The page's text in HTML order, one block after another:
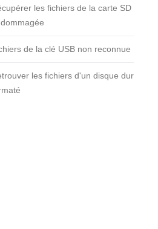
les fichiers de la carte SD
de la clé USB non reconnue
les fichiers d'un disque dur